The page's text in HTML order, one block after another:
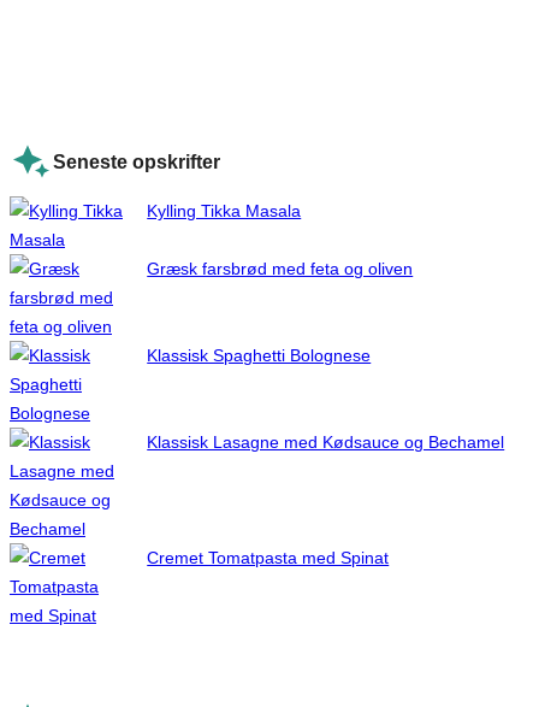
Seneste opskrifter
Kylling Tikka Masala
Græsk farsbrød med feta og oliven
Klassisk Spaghetti Bolognese
Klassisk Lasagne med Kødsauce og Bechamel
Cremet Tomatpasta med Spinat